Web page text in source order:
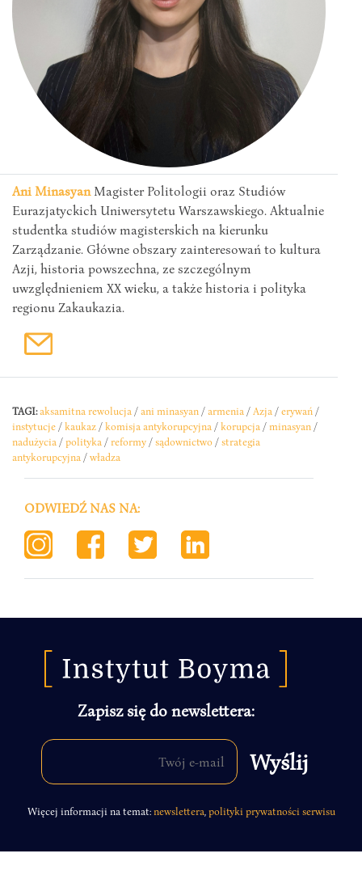
Ani Minasyan Magister Politologii oraz Studiów
Eurazjatyckich Uniwersytetu Warszawskiego. Aktualnie
studentka studiów magisterskich na kierunku
Zarządzanie. Główne obszary zainteresowań to kultura
Azji, historia powszechna, ze szczególnym
uwzględnieniem XX wieku, a także historia i polityka
regionu Zakaukazia.
TAGI:aksamitna rewolucja /ani minasyan /armenia /Azja /erywań /
instytucje /kaukaz /komisja antykorupcyjna /korupcja /minasyan /
nadużycia /polityka /reformy /sądownictwo /strategia
antykorupcyjna /władza
ODWIEDŹ NAS NA:
Zapisz się do newslettera:
Więcej informacji na temat:newslettera polityki prywatności serwisu